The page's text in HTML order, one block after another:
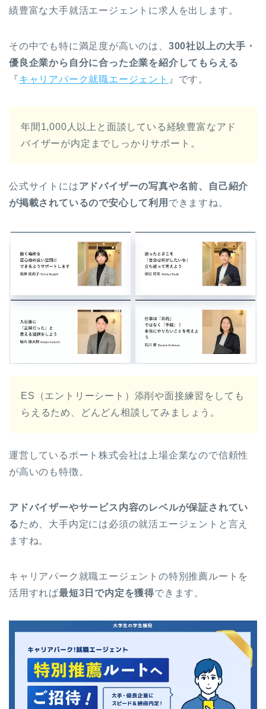
績豊富な大手就活エージェントに求人を出します。
その中でも特に満足度が高いのは、 300社以上の大手・
優良企業から自分に合った企業を紹介してもらえる
『キャリアパーク就職エージェント 』です。
年間1,000人以上と面談している経験豊富なアド
バイザーが内定までしっかりサポート。
公式サイトにはアドバイザーの写真や名前、自己紹介
が掲載されているので安心して利用 できますね。
ES（エントリーシート）添削や面接練習をしても
らえるため、どんどん相談してみましょう。
運営しているポート株式会社は上場企業なので信頼性
が高いのも特徴。
アドバイザーやサービス内容のレベルが保証されてい
るため、大手内定には必須の就活エージェントと言え
ますね。
キャリアパーク就職エージェントの特別推薦ルートを
活用すれば最短3日で内定を獲得できます。